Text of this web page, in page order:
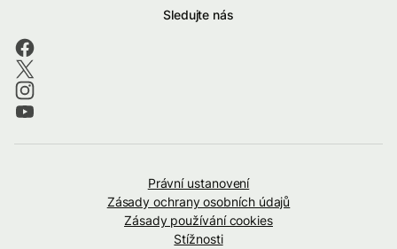
Sledujte nás
Právní ustanovení
Zásady ochrany osobních údajů
Zásady používání cookies
Stížnosti